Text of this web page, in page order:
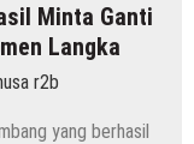
Minta Ganti
Langka
r2b
yang berhasil